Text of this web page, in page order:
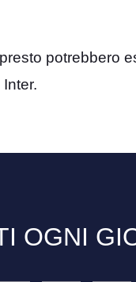
potrebbero
OGNI